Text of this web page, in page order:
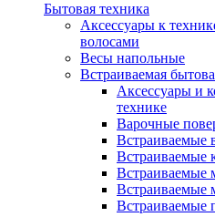
Бытовая техника
Аксессуары к
волосами
Весы напольные
Встраиваемая
Аксессуары и
технике
Варочные
Встраиваемые
Встраиваемые
Встраиваемые
Встраиваемые